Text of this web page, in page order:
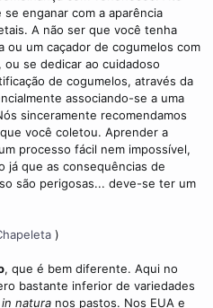
enganar com a aparência
A não ser que você tenha
ou um caçador de cogumelos com
se dedicar ao cuidadoso
de cogumelos, através da
associando-se a uma
sinceramente recomendamos
você coletou. Aprender a
processo fácil nem impossível,
que as consequências de
são perigosas... deve-se ter um
)​
, que é bem diferente. Aqui no
bastante inferior de variedades
in natura nos pastos. Nos EUA e